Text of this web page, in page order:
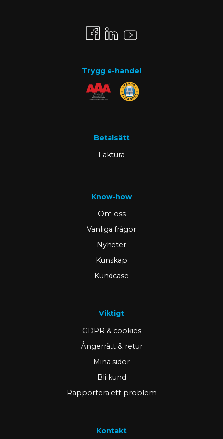
Trygg e-handel
Betalsätt
Faktura
Know-how
Om oss
Vanliga frågor
Nyheter
Kunskap
Kundcase
Viktigt
GDPR & cookies
Ångerrätt & retur
Mina sidor
Bli kund
Rapportera ett problem
Kontakt